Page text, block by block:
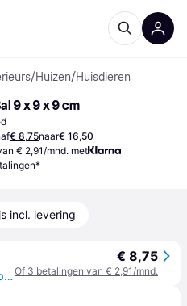
/Huizen/Huisdieren
9 x 9 x 9 cm
€ 8,75naar€ 16,50
€ 2,91/mnd. met
incl. levering
Trixie Turbinio Bal Kattenspeelgoed 1 stuk
€ 8,75
Of 3 betalingen van € 2,91/mnd.